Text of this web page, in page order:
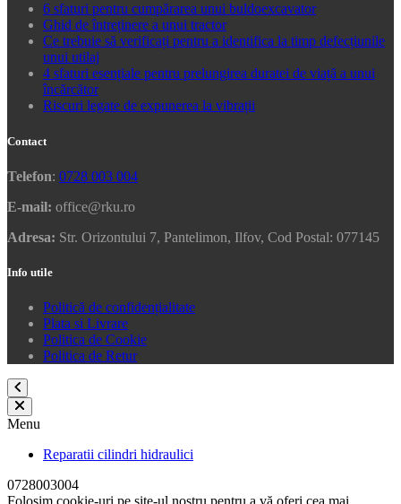
6 sfaturi pentru cumpărarea unui buldoexcavator
Ghid de întreținere a unui tractor
Ce trebuie să verificați pentru a identifica la timp defecțiunile
unui utilaj
4 sfaturi esențiale pentru prelungirea duratei de viață a unui
încărcător
Riscuri legate de expunerea la vibrații
Contact
Telefon: 0728 003 004
E-mail: office@rku.ro
Adresa: Str. Orizontului 7, Pantelimon, Ilfov, Cod Postal: 077145
Info utile
Politică de confidențialitate
Plata si Livrare
Politica de Cookie
Politica de Retur
Menu
Reparatii cilindri hidraulici
0728003004